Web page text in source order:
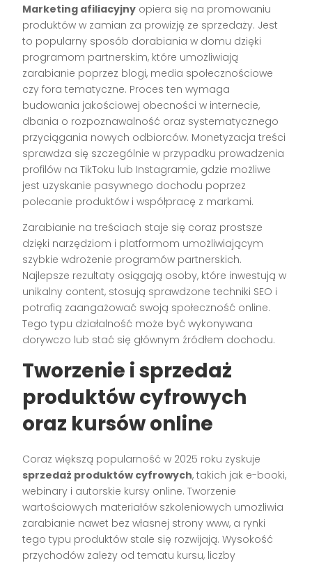
Marketing afiliacyjny opiera się na promowaniu
produktów w zamian za prowizję ze sprzedaży. Jest
to popularny sposób dorabiania w domu dzięki
programom partnerskim, które umożliwiają
zarabianie poprzez blogi, media społecznościowe
czy fora tematyczne. Proces ten wymaga
budowania jakościowej obecności w internecie,
dbania o rozpoznawalność oraz systematycznego
przyciągania nowych odbiorców. Monetyzacja treści
sprawdza się szczególnie w przypadku prowadzenia
profilów na TikToku lub Instagramie, gdzie możliwe
jest uzyskanie pasywnego dochodu poprzez
polecanie produktów i współpracę z markami.
Zarabianie na treściach staje się coraz prostsze
dzięki narzędziom i platformom umożliwiającym
szybkie wdrożenie programów partnerskich.
Najlepsze rezultaty osiągają osoby, które inwestują w
unikalny content, stosują sprawdzone techniki SEO i
potrafią zaangażować swoją społeczność online.
Tego typu działalność może być wykonywana
dorywczo lub stać się głównym źródłem dochodu.
Tworzenie i sprzedaż
produktów cyfrowych
oraz kursów online
Coraz większą popularność w 2025 roku zyskuje
sprzedaż produktów cyfrowych, takich jak e-booki,
webinary i autorskie kursy online. Tworzenie
wartościowych materiałów szkoleniowych umożliwia
zarabianie nawet bez własnej strony www, a rynki
tego typu produktów stale się rozwijają. Wysokość
przychodów zależy od tematu kursu, liczby